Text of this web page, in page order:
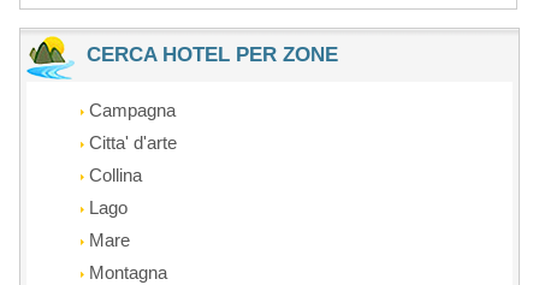
CERCA HOTEL PER ZONE
Campagna
Citta' d'arte
Collina
Lago
Mare
Montagna